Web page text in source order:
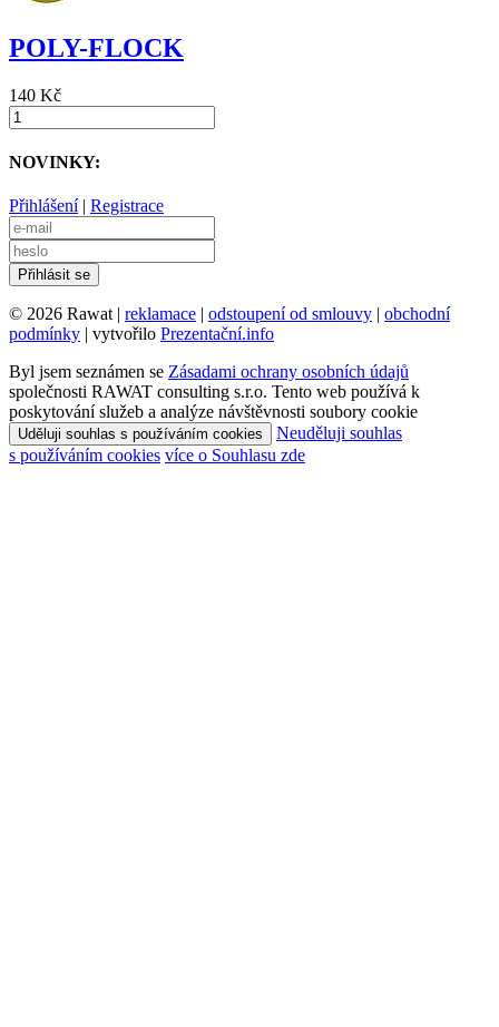
POLY-FLOCK
140 Kč
NOVINKY:
Přihlášení| Registrace
© 2026 Rawat | reklamace | odstoupení od smlouvy | obchodní
podmínky | vytvořilo Prezentační.info
Byl jsem seznámen se Zásadami ochrany osobních údajů
společnosti RAWAT consulting s.r.o. Tento web používá k
poskytování služeb a analýze návštěvnosti soubory cookie
Uděluji souhlas s používáním cookies
Neuděluji souhlas
s používáním cookies více o Souhlasu zde